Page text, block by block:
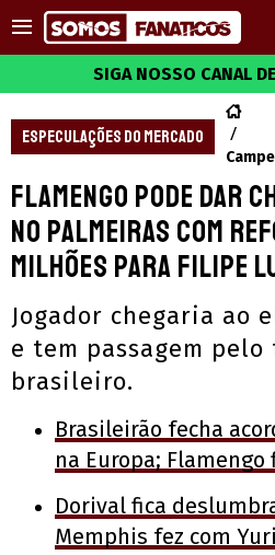
SIGA NOSSO CANAL
ESPECULAÇÕES DO MERCADO
Flamengo pode dar
no Palmeiras com
milhões para Filipe
Jogador chegaria ao
e tem passagem
brasileiro.
Brasileirão fecha
na Europa; Flamengo
Dorival fica
Memphis fez com